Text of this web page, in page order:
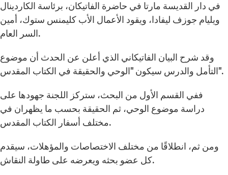
في دار القديسة مارتا في حاضرة الفاتيكان، برئاسة الكاردينال
ويليام جوزف ليفادا، ويقود الأعمال الأب كليمنس ستوك، أمين
السر العام.
وقد شرح البيان الفاتيكاني الذي أعلن عن الحدث أن موضوع
التأمل والدرس سيكون "الوحي والحقيقة في الكتاب المقدس".
ففي القسم الأول من البحث، ستركز اللجنة جهودها على
دراسة موضوع الوحي، ثم الحقيقة بحسب ما يظهران في
مختلف أسفار الكتاب المقدس.
ومن ثم، انطلاقًا من مختلف الاختصاصات والمؤهلات، سيقدم
كل عضو بحثه ويعرضه على طاولة النقاش.